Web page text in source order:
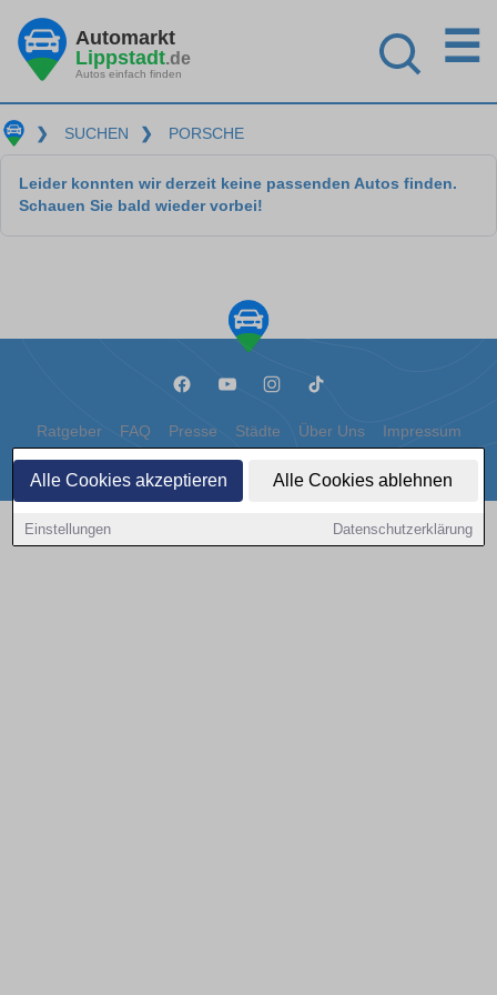
Alle Cookies akzeptieren Alle Cookies ablehnen
Einstellungen Datenschutzerklärung
Automarkt
Lippstadt.de
Autos einfach finden
☰
❯ SUCHEN ❯ PORSCHE
Leider konnten wir derzeit keine passenden Autos finden.
Schauen Sie bald wieder vorbei!
Ratgeber FAQ Presse Städte Über Uns Impressum
Datenschutz Cookies
Copyright © 2000 - 2026 | 1A Infosysteme GmbH | Content by: 1a-sites-autos